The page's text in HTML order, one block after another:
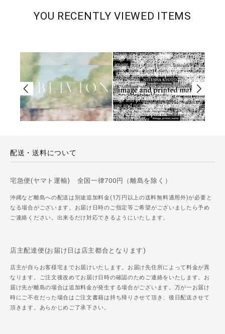
YOU RECENTLY VIEWED ITEMS
配送・送料について
宅急便(ヤマト運輸) 全国一律700円（離島を除く）
沖縄など離島への配送は別途追加料金(1万円以上の送料無料適用外)が必要と
なる場合がございます。お届け日時のご指定等ご希望がございましたら予め
ご連絡ください。出来るだけ対応できるようにいたします。
店主配達便(お届け日は店主都合となります)
店主が自らお客様宅までお届けいたします。お届け先住所によって料金が異
なります。ご注文後改めてお届け日時の確認のためご連絡をいたします。お
届け先が離島の場合は追加料金が発生する場合がございます。万が一お届け
時にご不在だった場合はご注文書籍は持ち帰りさせて頂き、後日配送させて
頂きます。あらかじめご了承下さい。